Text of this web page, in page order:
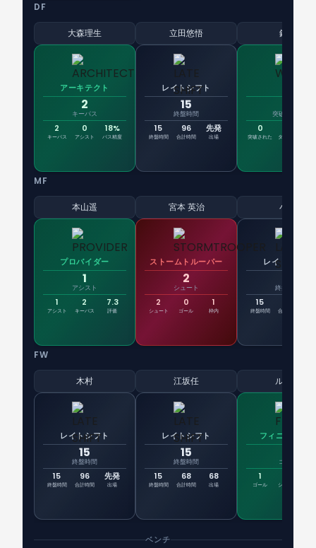
DF
大森理生
アーキテクト
2
キーパス
2
キーパス
0
アシスト
18%
パス精度
立田悠悟
レイトシフト
15
終盤時間
15
終盤時間
96
合計時間
先発
出場
鈴木
突破された
0
突破された タックル
MF
本山遥
プロバイダー
1
アシスト
1
アシスト
2
キーパス
7.3
評価
宮本 英治
ストームトルーパー
2
シュート
2
シュート
0
ゴール
1
枠内
小倉
レイトシフト
終盤時間
15
終盤時間 合計時間
FW
木村
レイトシフト
15
終盤時間
15
終盤時間
96
合計時間
先発
出場
江坂任
レイトシフト
15
終盤時間
15
終盤時間
68
合計時間
68
出場
ルカオ
フィニッシャー
ゴール
1
ゴール シュート
ベンチ